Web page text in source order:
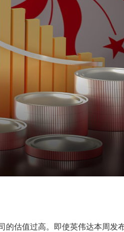
估值过高。即使英伟达本周发